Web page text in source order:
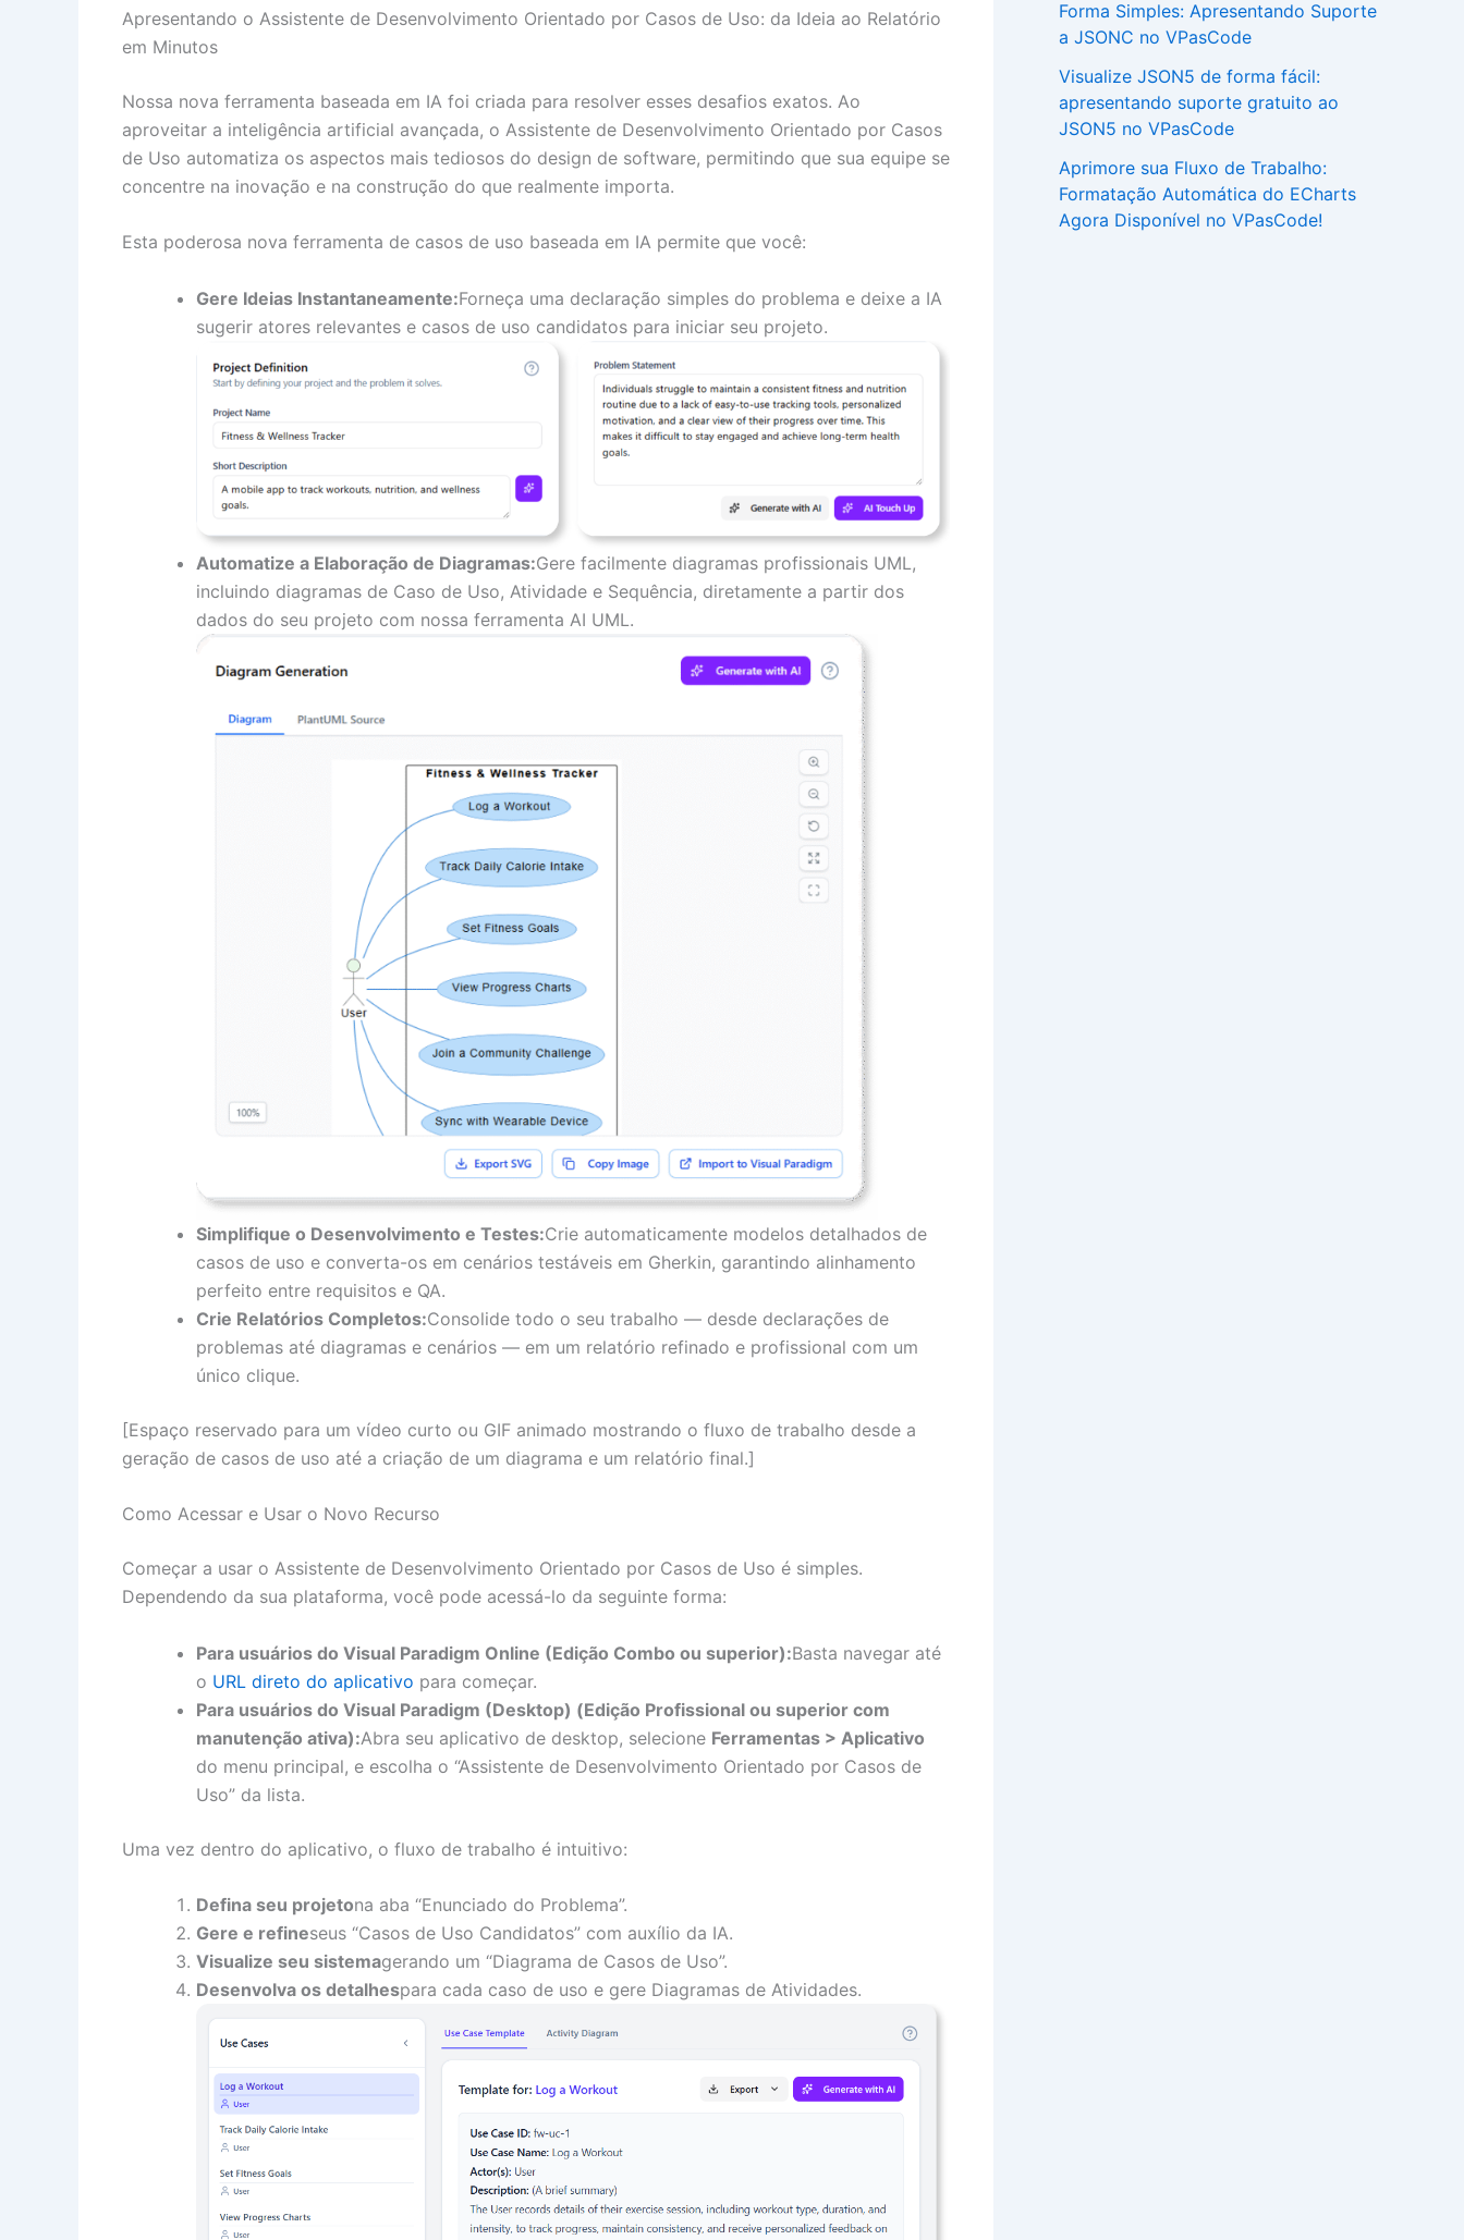
Apresentando o Assistente de Desenvolvimento Orientado por Casos de Uso: da Ideia ao Relatório
em Minutos
Nossa nova ferramenta baseada em IA foi criada para resolver esses desafios exatos. Ao
aproveitar a inteligência artificial avançada, o Assistente de Desenvolvimento Orientado por Casos
de Uso automatiza os aspectos mais tediosos do design de software, permitindo que sua equipe se
concentre na inovação e na construção do que realmente importa.
Esta poderosa nova ferramenta de casos de uso baseada em IA permite que você:
Gere Ideias Instantaneamente:Forneça uma declaração simples do problema e deixe a IA
sugerir atores relevantes e casos de uso candidatos para iniciar seu projeto.
Automatize a Elaboração de Diagramas:Gere facilmente diagramas profissionais UML,
incluindo diagramas de Caso de Uso, Atividade e Sequência, diretamente a partir dos
dados do seu projeto com nossa ferramenta AI UML.
Simplifique o Desenvolvimento e Testes:Crie automaticamente modelos detalhados de
casos de uso e converta-os em cenários testáveis em Gherkin, garantindo alinhamento
perfeito entre requisitos e QA.
Crie Relatórios Completos:Consolide todo o seu trabalho — desde declarações de
problemas até diagramas e cenários — em um relatório refinado e profissional com um
único clique.
[Espaço reservado para um vídeo curto ou GIF animado mostrando o fluxo de trabalho desde a
geração de casos de uso até a criação de um diagrama e um relatório final.]
Como Acessar e Usar o Novo Recurso
Começar a usar o Assistente de Desenvolvimento Orientado por Casos de Uso é simples.
Dependendo da sua plataforma, você pode acessá-lo da seguinte forma:
Para usuários do Visual Paradigm Online (Edição Combo ou superior):Basta navegar até
o URL direto do aplicativo para começar.
Para usuários do Visual Paradigm (Desktop) (Edição Profissional ou superior com
manutenção ativa):Abra seu aplicativo de desktop, selecione Ferramentas > Aplicativo
do menu principal, e escolha o “Assistente de Desenvolvimento Orientado por Casos de
Uso” da lista.
Uma vez dentro do aplicativo, o fluxo de trabalho é intuitivo:
Defina seu projetona aba “Enunciado do Problema”.
Gere e refineseus “Casos de Uso Candidatos” com auxílio da IA.
Visualize seu sistemagerando um “Diagrama de Casos de Uso”.
Desenvolva os detalhespara cada caso de uso e gere Diagramas de Atividades.
Forma Simples: Apresentando Suporte
a JSONC no VPasCode
Visualize JSON5 de forma fácil:
apresentando suporte gratuito ao
JSON5 no VPasCode
Aprimore sua Fluxo de Trabalho:
Formatação Automática do ECharts
Agora Disponível no VPasCode!